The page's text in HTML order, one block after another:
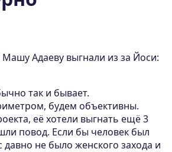
Адаеву выгнали из за Йоси:
так и бывает.
будем объективны.
её хотели выгнать ещё 3
повод. Если бы человек был
давно не было женского захода и